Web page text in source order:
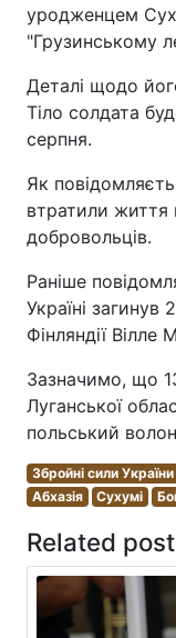
уродженцем
"Грузинському
Деталі щодо
Тіло солдата
серпня.
Як
втратили життя
добровольців.
Раніше
Україні
Фінляндії Вілле
Зазначимо, що
Луганської
польський
Збройні сили України
Абхазія
Сухумі
Related